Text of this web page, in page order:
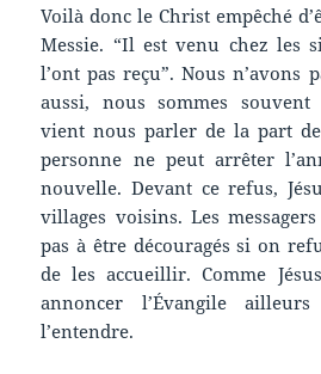
Voilà donc le Christ empêché
Messie. “Il est venu chez les
l’ont pas reçu”. Nous n’avons
aussi, nous sommes
vient nous parler de la part
personne ne peut arrêter
nouvelle. Devant ce refus,
villages voisins. Les
pas à être découragés si on
de les accueillir. Comme
annoncer l’Évangile
l’entendre.